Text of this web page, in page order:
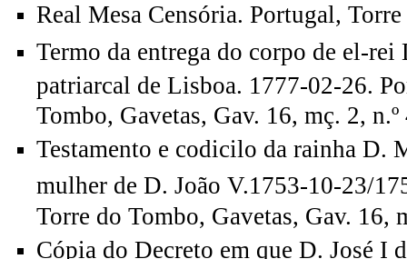
Real Mesa Censória. Portugal,
Termo da entrega do corpo de el-rei
patriarcal de Lisboa. 1777-02-26.
Tombo, Gavetas, Gav. 16, mç. 2, n.º
Testamento e codicilo da rainha D.
mulher de D. João V.1753-10-23/
Torre do Tombo, Gavetas, Gav. 16,
Cópia do Decreto em que D. José I